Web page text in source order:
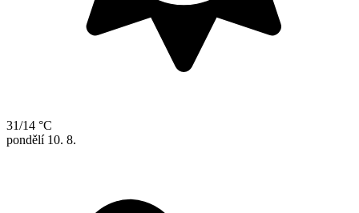
31/14 °C
pondělí 10. 8.